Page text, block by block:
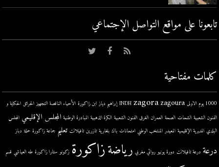
تابعونا على مواقع التواصل اﻹجتماعي
كلمات مفتاحية
1000 يوم الاولى INDH zagora zagoura إبراهيم دياز ابن زاكورة الأحياء الناقصة التجهيز الحرائق الحكاية و
الفنون الشعبية الشحات الصحة العمران الغرق الفنون الشعبية الكرة الذهبية المبادرة الوطنية المجلس الإقليمي المجلس
البلدي المديرية الإقليمية المعيدر المنتخب الوطني امتحانات باك بلغارية تازرين تافيلالت تعليم جماعة زاكورة حملة دباز
درعة درعة تافيلالت دورة يونيو روائي مغربي رياضةزاكورة زكونو ستارا زاكورة طه العياشي قسم